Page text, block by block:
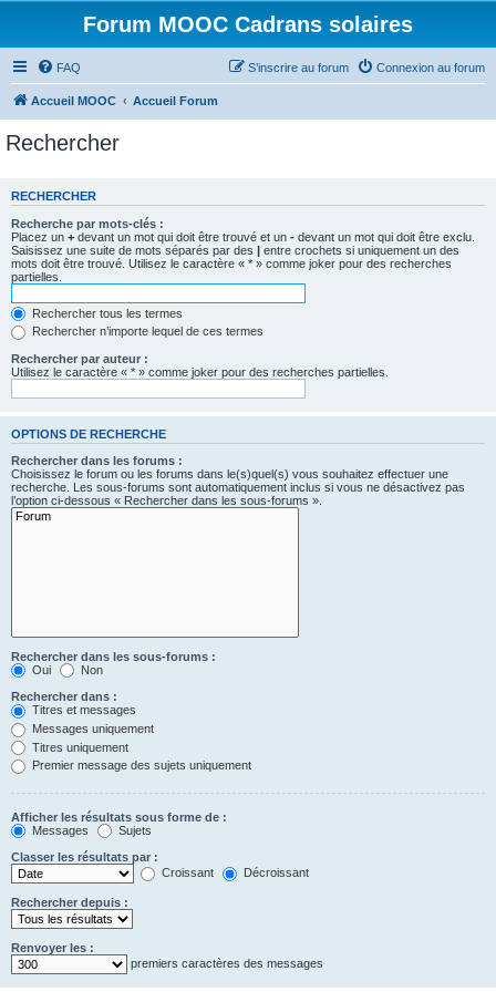
Forum MOOC Cadrans solaires
FAQ Connexion au forum
S’inscrire au forum
Accueil MOOC Accueil Forum
Rechercher
RECHERCHER
Recherche par mots-clés :
Placez un + devant un mot qui doit être trouvé et un - devant un mot qui doit être exclu.
Saisissez une suite de mots séparés par des | entre crochets si uniquement un des
mots doit être trouvé. Utilisez le caractère « * » comme joker pour des recherches
partielles.
Rechercher tous les termes
Rechercher n’importe lequel de ces termes
Rechercher par auteur :
Utilisez le caractère « * » comme joker pour des recherches partielles.
OPTIONS DE RECHERCHE
Rechercher dans les forums :
Choisissez le forum ou les forums dans le(s)quel(s) vous souhaitez effectuer une
recherche. Les sous-forums sont automatiquement inclus si vous ne désactivez pas
l’option ci-dessous « Rechercher dans les sous-forums ».
Rechercher dans les sous-forums :
Oui
Non
Rechercher dans :
Titres et messages
Messages uniquement
Titres uniquement
Premier message des sujets uniquement
Afficher les résultats sous forme de :
Messages
Sujets
Classer les résultats par :
Croissant
Décroissant
Rechercher depuis :
Renvoyer les :
premiers caractères des messages